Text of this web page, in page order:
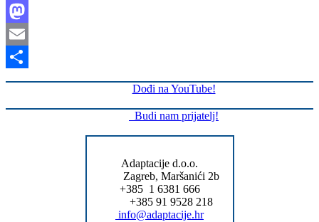
Viber
Mastodon
Email
Share
Dođi na YouTube!
Budi nam prijatelj!
Adaptacije d.o.o.
Zagreb, Maršanići 2b
+385 1 6381 666
+385 91 9528 218
info@adaptacije.hr